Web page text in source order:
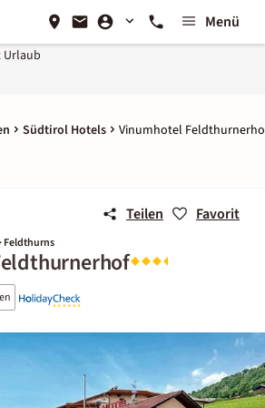
Menü
Südtirol Hotels Vinumhotel
Teilen Favorit
Feldthurns